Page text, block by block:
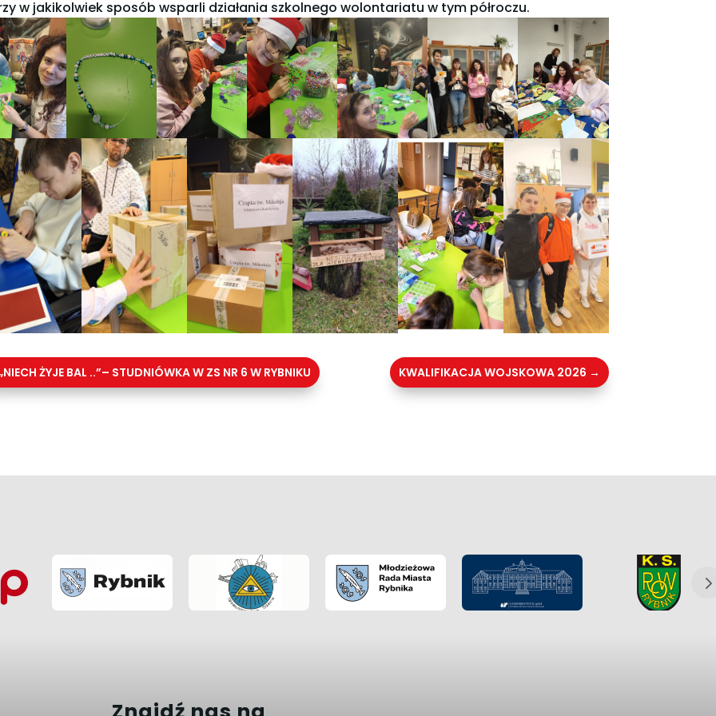
w jakikolwiek sposób wsparli działania szkolnego wolontariatu w tym półroczu.
ŻYJE BAL ..”– STUDNIÓWKA W ZS NR 6 W RYBNIKU KWALIFIKACJA WOJSKOWA 2026 →